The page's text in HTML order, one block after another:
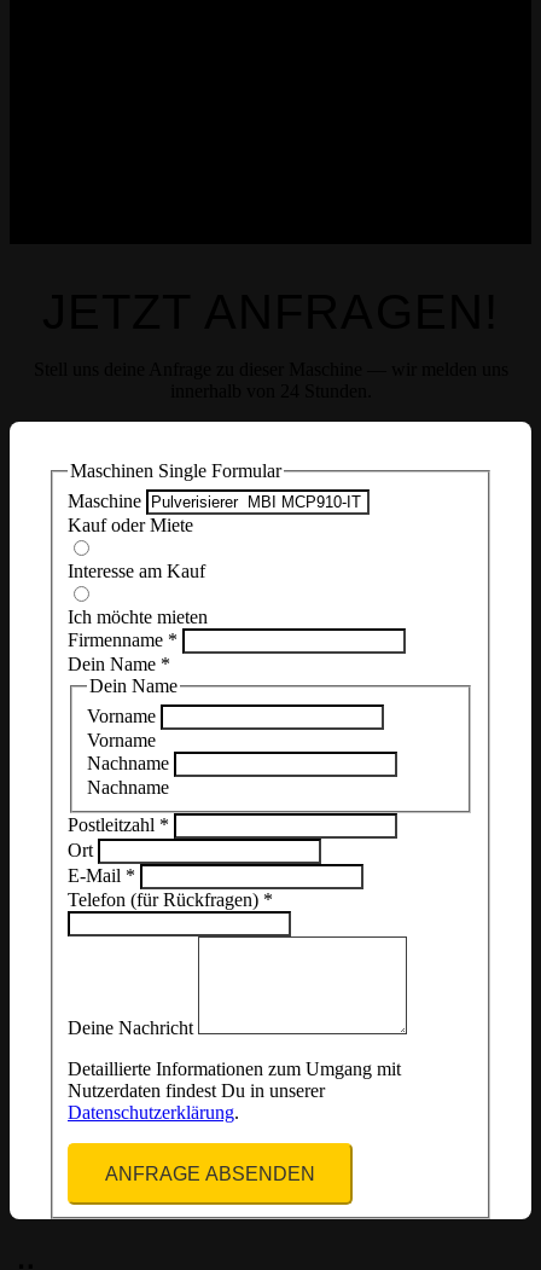
Maschinen Single Formular
Maschine
Kauf oder Miete
Interesse am Kauf
Ich möchte mieten
Firmenname *
Dein Name *
Dein Name
Vorname
Vorname
Nachname
Nachname
Postleitzahl *
Ort
E-Mail *
Telefon (für Rückfragen) *
Deine Nachricht
Detaillierte Informationen zum Umgang mit
Nutzerdaten findest Du in unserer
Datenschutzerklärung.
ANFRAGE ABSENDEN